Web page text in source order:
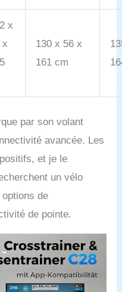
x
x
130 x 56 x
161 cm
par son volant
avancée. Les
et je le
un vélo
de
de pointe.